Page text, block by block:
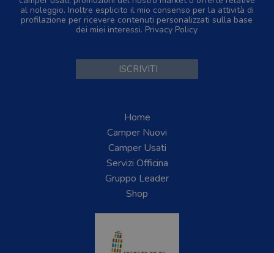
al noleggio. Inoltre esplicito il mio consenso per la attività di
profilazione per ricevere contenuti personalizzati sulla base
dei miei interessi. Privacy Policy
Home
Camper Nuovi
Camper Usati
Servizi Officina
Gruppo Leader
Shop